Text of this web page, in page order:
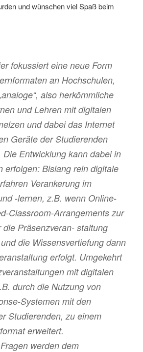
und wünschen viel Spaß beim
fokussiert eine neue Form
an Hochschulen,
also herkömmliche
und Lehren mit digitalen
und dabei das Internet
Geräte der Studierenden
Entwicklung kann dabei in
erfolgen: Bislang rein digitale
Verankerung im
-lernen, z.B. wenn Online-
Classroom-Arrangements zur
die Präsenzveran- staltung
die Wissensvertiefung dann
erfolgt. Umgekehrt
mit digitalen
durch die Nutzung von
Systemen mit den
Studierenden, zu einem
erweitert.
werden dem